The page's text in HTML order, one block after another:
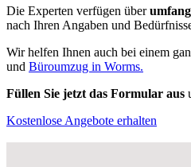
Die Experten verfügen über
nach Ihren Angaben und
Wir helfen Ihnen auch bei einem
und Büroumzug in Worms.
Füllen Sie jetzt das Formular aus
Kostenlose Angebote erhalten